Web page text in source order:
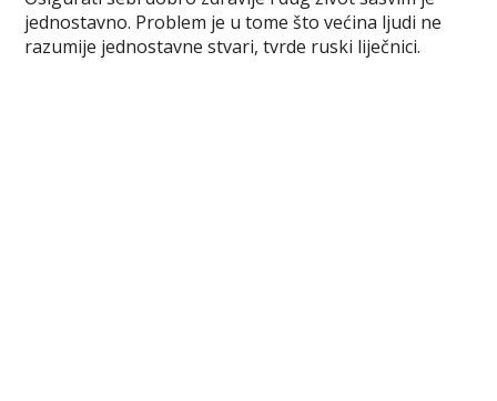
e
b
t
t
t
e
b
l
e
r
s
e
r
e
jednostavno. Problem je u tome što većina ljudi ne
razumije jednostavne stvari, tvrde ruski liječnici.